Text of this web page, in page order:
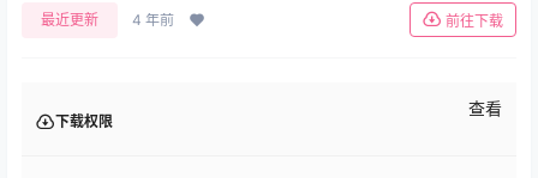
最近更新 4 年前 前往下载
下载权限
查看